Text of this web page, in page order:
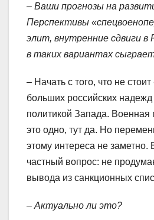
– Ваши прогнозы на
Перспективы
элит, внутренние сдвиги в
в таких вариантах
– Начать с того, что не
больших российских надежд
политикой Запада.
это одно, тут да. Но
этому интереса не заметно.
частный вопрос: не
вывода из санкционных
– Актуально ли это?